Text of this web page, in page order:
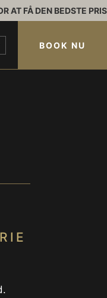
AT FÅ DEN BEDSTE PRIS
BOOK NU